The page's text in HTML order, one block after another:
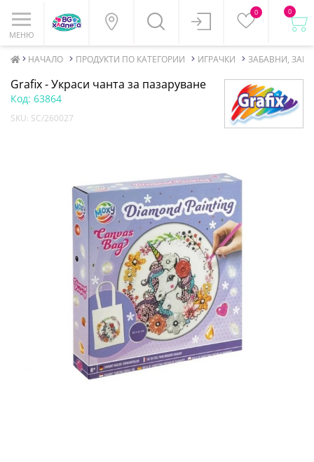
МЕНЮ
0 0
НАЧАЛО ПРОДУКТИ ПО КАТЕГОРИИ ИГРАЧКИ ЗАБАВНИ,
Grafix - Украси чанта за пазаруване
Код: 63864
SKU: SC/260027